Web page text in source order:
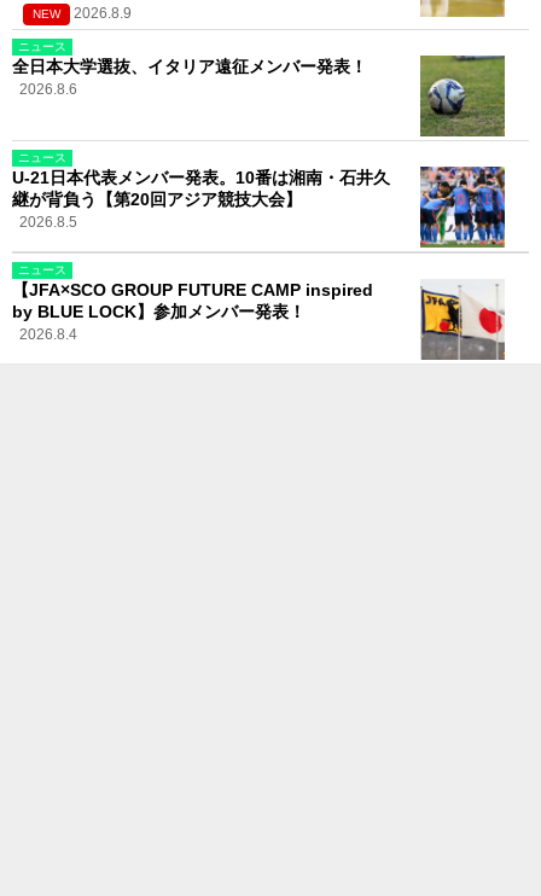
NEW 2026.8.9
ニュース
全日本大学選抜、イタリア遠征メンバー発表！
2026.8.6
ニュース
U-21日本代表メンバー発表。10番は湘南・石井久
継が背負う【第20回アジア競技大会】
2026.8.5
ニュース
【JFA×SCO GROUP FUTURE CAMP inspired
by BLUE LOCK】参加メンバー発表！
2026.8.4